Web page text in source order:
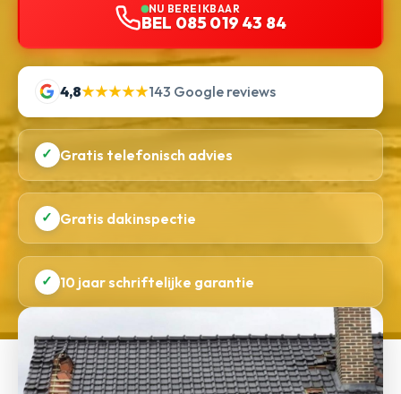
NU BEREIKBAAR
BEL 085 019 43 84
4,8★★★★★143 Google reviews
✓ Gratis telefonisch advies
✓ Gratis dakinspectie
✓ 10 jaar schriftelijke garantie